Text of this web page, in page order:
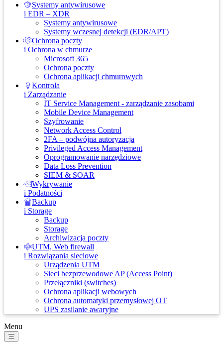
Systemy antywirusowe
i EDR – XDR
Systemy antywirusowe
Systemy wczesnej detekcji (EDR/APT)
Ochrona poczty
i Ochrona w chmurze
Microsoft 365
Ochrona poczty
Ochrona aplikacji chmurowych
Kontrola
i Zarządzanie
IT Service Management - zarządzanie zasobami
Mobile Device Management
Szyfrowanie
Network Access Control
2FA – podwójna autoryzacja
Privileged Access Management
Oprogramowanie narzędziowe
Data Loss Prevention
SIEM & SOAR
Wykrywanie
i Podatności
Backup
i Storage
Backup
Storage
Archiwizacja poczty
UTM, Web firewall
i Rozwiązania sieciowe
Urządzenia UTM
Sieci bezprzewodowe AP (Access Point)
Przełączniki (switches)
Ochrona aplikacji webowych
Ochrona automatyki przemysłowej OT
UPS zasilanie awaryjne
Menu